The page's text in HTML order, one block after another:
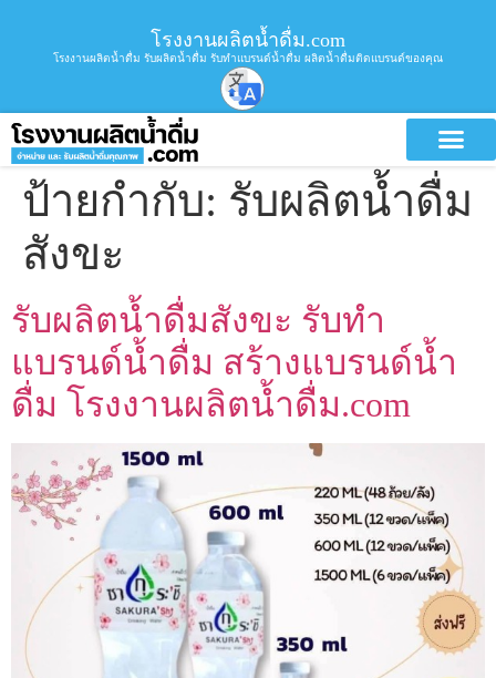
โรงงานผลิตน้ำดื่ม.com
โรงงานผลิตน้ำดื่ม รับผลิตน้ำดื่ม รับทำแบรนด์น้ำดื่ม ผลิตน้ำดื่มติดแบรนด์ของคุณ
ป้ายกำกับ: รับผลิตน้ำดื่ม
สังขะ
รับผลิตน้ำดื่มสังขะ รับทำ
แบรนด์น้ำดื่ม สร้างแบรนด์น้ำ
ดื่ม โรงงานผลิตน้ำดื่ม.com